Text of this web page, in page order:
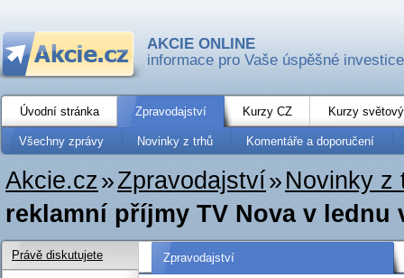
AKCIE ONLINE
informace pro Vaše úspěšné investice
Úvodní stránka Zpravodajství Kurzy CZ Kurzy
Všechny zprávy Novinky z trhů Komentáře a doporučení
Akcie.cz»Zpravodajství» Novinky z
reklamní příjmy TV Nova v lednu
Zpravodajství
Právě diskutujete